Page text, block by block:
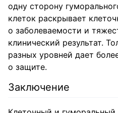
одну сторону
клеток раскрывает
о заболеваемости и
клинический результат.
разных уровней дает
о защите.
Заключение